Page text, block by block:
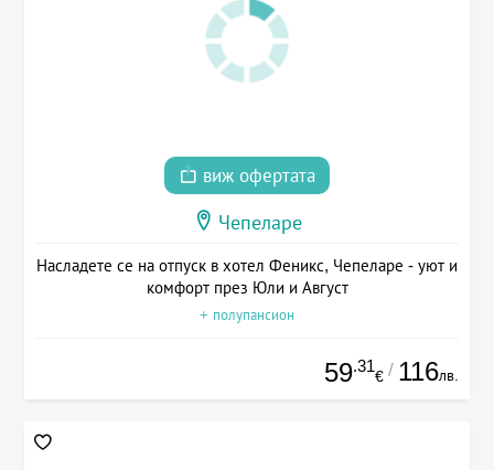
виж офертата
Чепеларе
Насладете се на отпуск в хотел Феникс, Чепеларе - уют и
комфорт през Юли и Август
+ полупансион
59.31
€ / 116лв.